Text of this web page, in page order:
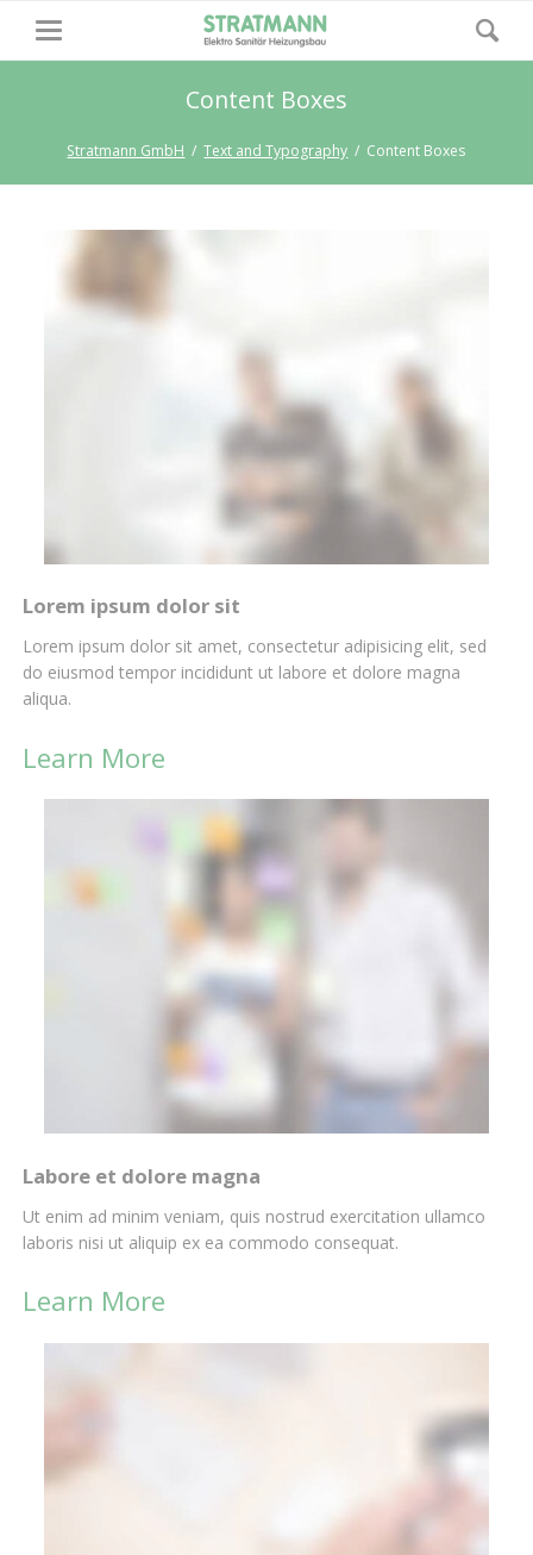
Content Boxes
Stratmann GmbH Text and Typography Content Boxes
Lorem ipsum dolor sit
Lorem ipsum dolor sit amet, consectetur adipisicing elit, sed
do eiusmod tempor incididunt ut labore et dolore magna
aliqua.
Learn More
Labore et dolore magna
Ut enim ad minim veniam, quis nostrud exercitation ullamco
laboris nisi ut aliquip ex ea commodo consequat.
Learn More